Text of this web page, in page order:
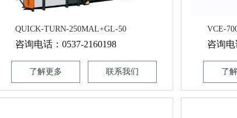
QUICK-TURN-250MAL+GL-50
咨询电话：0537-2160198
了解更多 联系我们
VCE-
咨询电
了